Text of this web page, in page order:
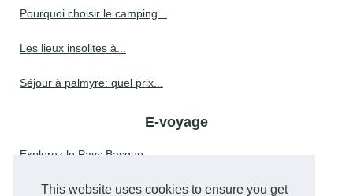
This website uses cookies to ensure you get
Pourquoi choisir le camping...
Les lieux insolites à...
Séjour à palmyre: quel prix...
E-voyage
Explorez le Pays Basque...
Découvrez les meilleures...